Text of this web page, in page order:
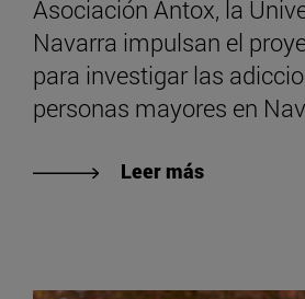
Asociación Antox, la
Navarra impulsan el
para investigar las
personas mayores en
Leer más